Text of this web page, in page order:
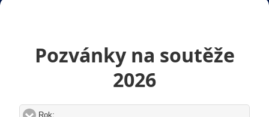
Pozvánky na soutěže
2026
Rok: